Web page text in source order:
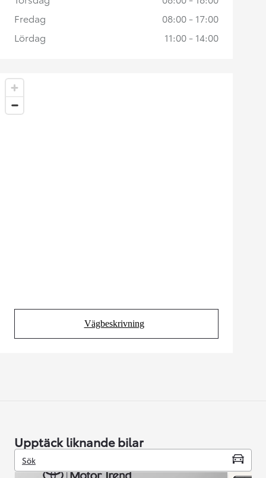
Vägbeskrivning
(Opens in new tab)
Fredag
08:00 - 17:00
Lördag
11:00 - 14:00
Upptäck liknande bilar
Sök